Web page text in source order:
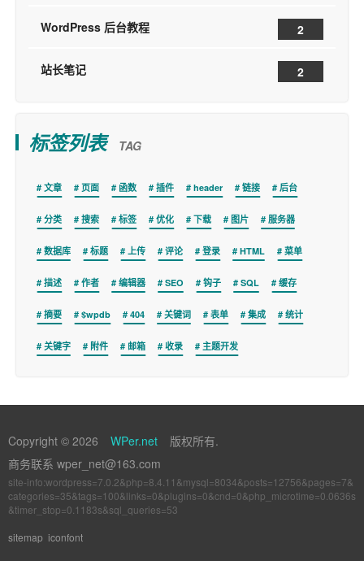
WordPress 后台教程 2
站长笔记 2
标签列表 TAG
文章 页面 函数 插件 header 链接 后台
分类 搜索 标签 优化 下载 图片 服务器
数据库 标题 上传 评论 登录 HTML 菜单
描述 作者 编辑器 SEO 钩子 SQL 缓存
摘要 $wpdb 404 关键词 表单 集成 统计
关键字 附件 邮箱 收录 主题开发
Copyright © 2026 WPer.net
版权所有.
商务联系 wper_net@163.com
site-info:wordpress=7.0.2&php=8.4.11&mysql=8034&posts=12756&pages=7&
categories=35&tags=100&links=0&plugins=0&cnd=0&php_microtime=0.0636s
&timer_stop=0.1183s&sql_queries=53
sitemap iconfont